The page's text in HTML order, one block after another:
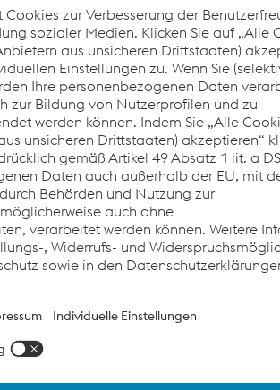
Slowakei erfolgt statt
(Linz à PSA Trnava) zurück. Seit der
nur mehr die Reststrecke per LKW.
PSA zu beliefern. Da diese